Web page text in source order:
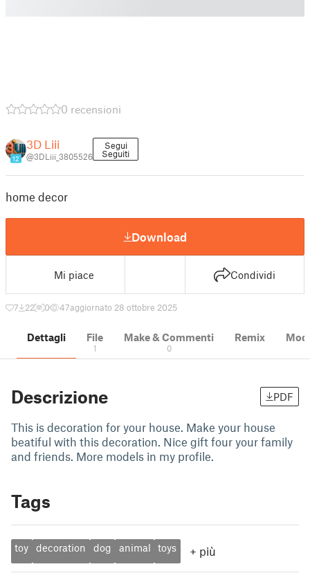
0 recensioni
12
3D Liii
@3DLiii_3805526
Segui
Seguiti
home decor
Download
Mi piace Condividi
7 22 0 47aggiornato 28 ottobre 2025
Dettagli File
1
Make & Commenti
0
Remix
Descrizione PDF
This is decoration for your house. Make your house
beatiful with this decoration. Nice gift four your family
and friends. More models in my profile.
Tags
toy decoration dog animal toys + più